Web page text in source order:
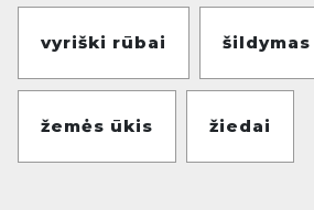
vyriški rūbai šildymas
žemės ūkis žiedai